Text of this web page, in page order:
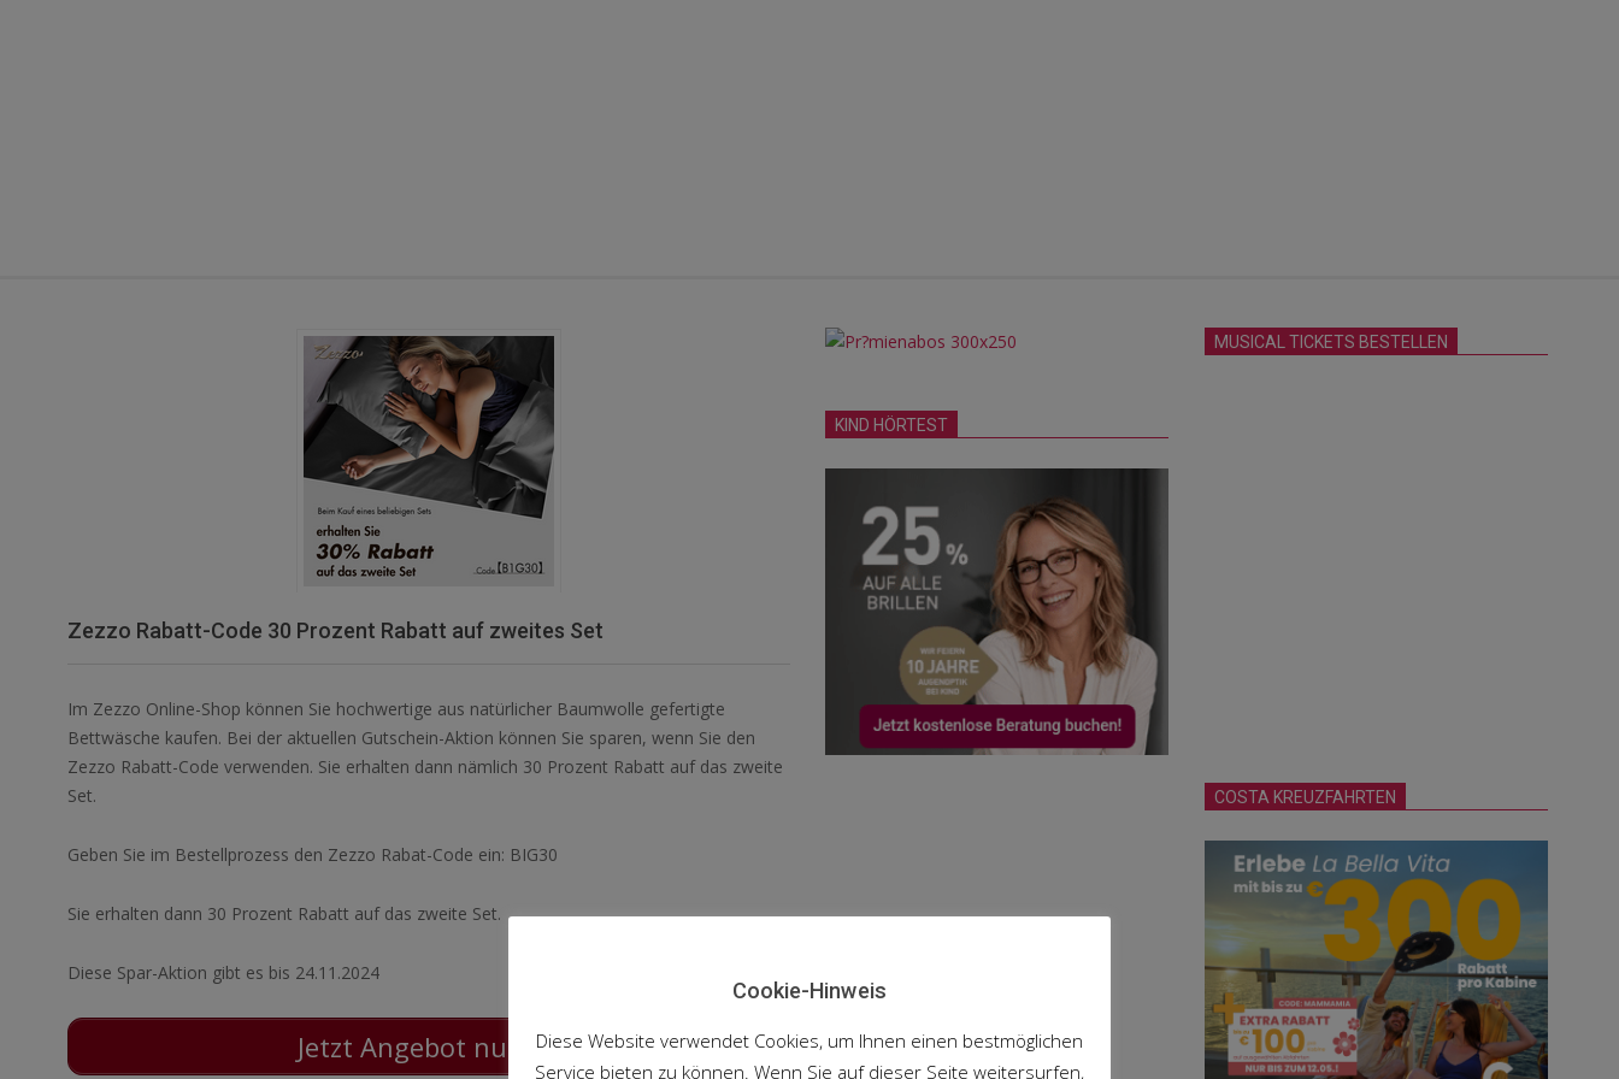
Zezzo Rabatt-Code 30 Prozent Rabatt auf zweites Set
Im Zezzo Online-Shop können Sie hochwertige aus natürlicher Baumwolle gefertigte
Bettwäsche kaufen. Bei der aktuellen Gutschein-Aktion können Sie sparen, wenn Sie den
Zezzo Rabatt-Code verwenden. Sie erhalten dann nämlich 30 Prozent Rabatt auf das zweite
Set.
Geben Sie im Bestellprozess den Zezzo Rabat-Code ein: BIG30
Sie erhalten dann 30 Prozent Rabatt auf das zweite Set.
Diese Spar-Aktion gibt es bis 24.11.2024
Jetzt Angebot nutzen
KIND HÖRTEST
MUSICAL TICKETS BESTELLEN
COSTA KREUZFAHRTEN
Cookie-Hinweis
Diese Website verwendet Cookies, um Ihnen einen bestmöglichen
Service bieten zu können. Wenn Sie auf dieser Seite weitersurfen,